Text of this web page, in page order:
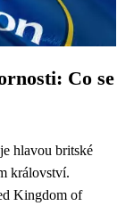
Co se
hlavou britské
království.
Kingdom of